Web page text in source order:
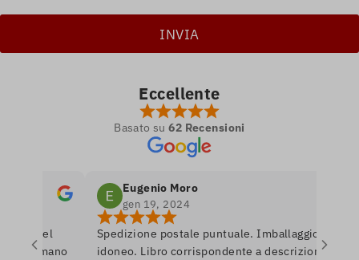
Eccellente
Basato su 62 Recensioni
amano
Eugenio Moro
gen 19, 2024
Spedizione postale puntuale. Imballaggio
idoneo. Libro corrispondente a descrizione.